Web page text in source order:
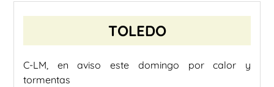
TOLEDO
C-LM, en aviso este domingo por calor y
tormentas